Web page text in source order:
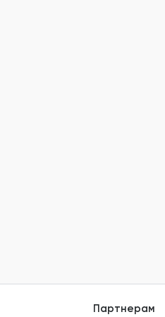
Партнерам